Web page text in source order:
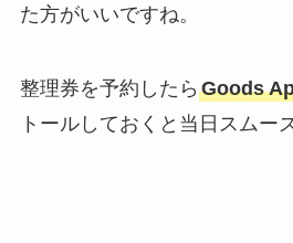
た方がいいですね。
整理券を予約したら Goods
トールしておくと当日スムー